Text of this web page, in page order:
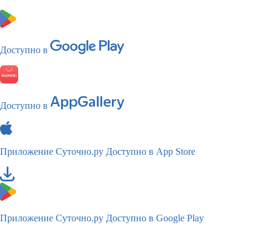
Доступно в
Доступно в
Приложение Суточно.ру Доступно в App Store
Приложение Суточно.ру Доступно в Google Play